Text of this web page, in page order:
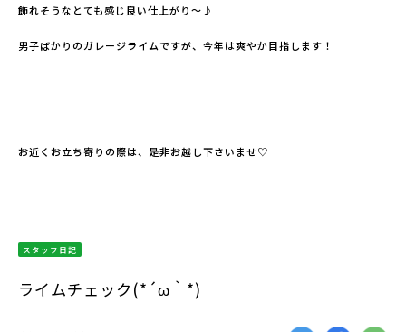
飾れそうなとても感じ良い仕上がり～♪
男子ばかりのガレージライムですが、今年は爽やか目指します！
お近くお立ち寄りの際は、是非お越し下さいませ♡
スタッフ日記
ライムチェック(*´ω｀*)